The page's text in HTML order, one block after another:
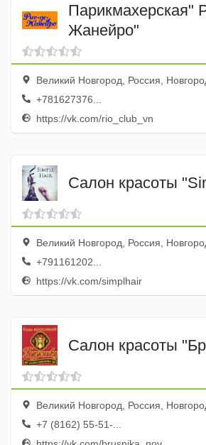
Парикмахерская"
Жанейро"
Великий Новгород, Россия, Новгородская область, г. Великий
+781627376...
https://vk.com/rio_club_vn
Салон красоты
Великий Новгород, Россия, Новгородская область, г. Великий
+791161202...
https://vk.com/simplhair
Салон красоты
Великий Новгород, Россия, Новгородская область г. Великий
+7 (8162) 55-51-...